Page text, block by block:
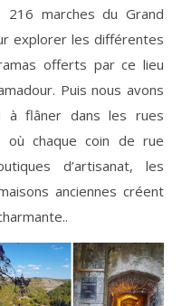
marches du Grand
explorer les différentes
offerts par ce lieu
Puis nous avons
à flâner dans les rues
où chaque coin de rue
d’artisanat, les
anciennes créent